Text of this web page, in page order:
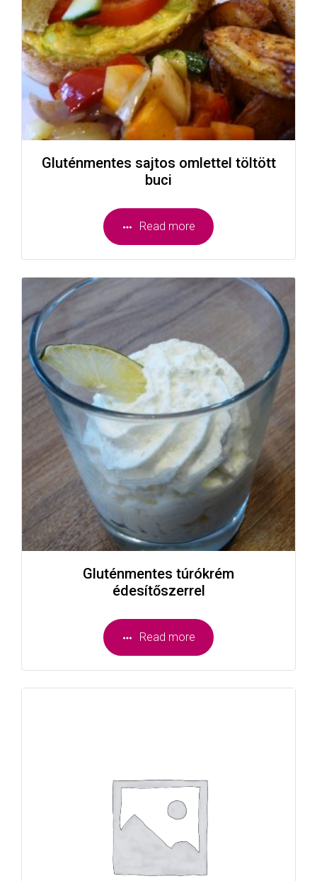
Gluténmentes sajtos omlettel töltött
buci
Read more
Gluténmentes túrókrém
édesítőszerrel
Read more